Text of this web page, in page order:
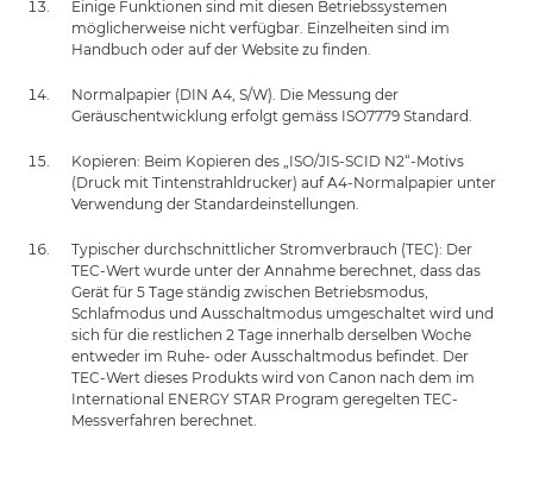
Einige Funktionen sind mit diesen Betriebssystemen
möglicherweise nicht verfügbar. Einzelheiten sind im
Handbuch oder auf der Website zu finden.
Normalpapier (DIN A4, S/W). Die Messung der
Geräuschentwicklung erfolgt gemäss ISO7779 Standard.
Kopieren: Beim Kopieren des „ISO/JIS-SCID N2“-Motivs
(Druck mit Tintenstrahldrucker) auf A4-Normalpapier unter
Verwendung der Standardeinstellungen.
Typischer durchschnittlicher Stromverbrauch (TEC): Der
TEC-Wert wurde unter der Annahme berechnet, dass das
Gerät für 5 Tage ständig zwischen Betriebsmodus,
Schlafmodus und Ausschaltmodus umgeschaltet wird und
sich für die restlichen 2 Tage innerhalb derselben Woche
entweder im Ruhe- oder Ausschaltmodus befindet. Der
TEC-Wert dieses Produkts wird von Canon nach dem im
International ENERGY STAR Program geregelten TEC-
Messverfahren berechnet.